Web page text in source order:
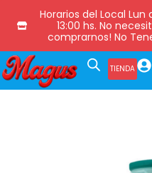
Horarios del Local Lun
13:00 hs. No
comprarnos! No
TIENDA